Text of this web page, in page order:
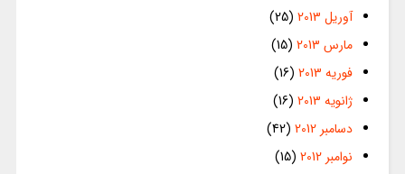
آوریل 2013
(25)
مارس 2013
(15)
فوریه 2013
(16)
ژانویه 2013
(16)
دسامبر 2012
(42)
نوامبر 2012
(15)